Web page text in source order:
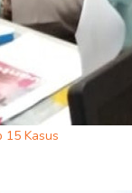
15 Kasus